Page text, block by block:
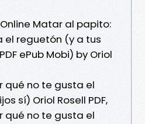
Matar al papito:
el reguetón (y a tus
ePub Mobi) by Oriol
qué no te gusta el
sí) Oriol Rosell PDF,
qué no te gusta el